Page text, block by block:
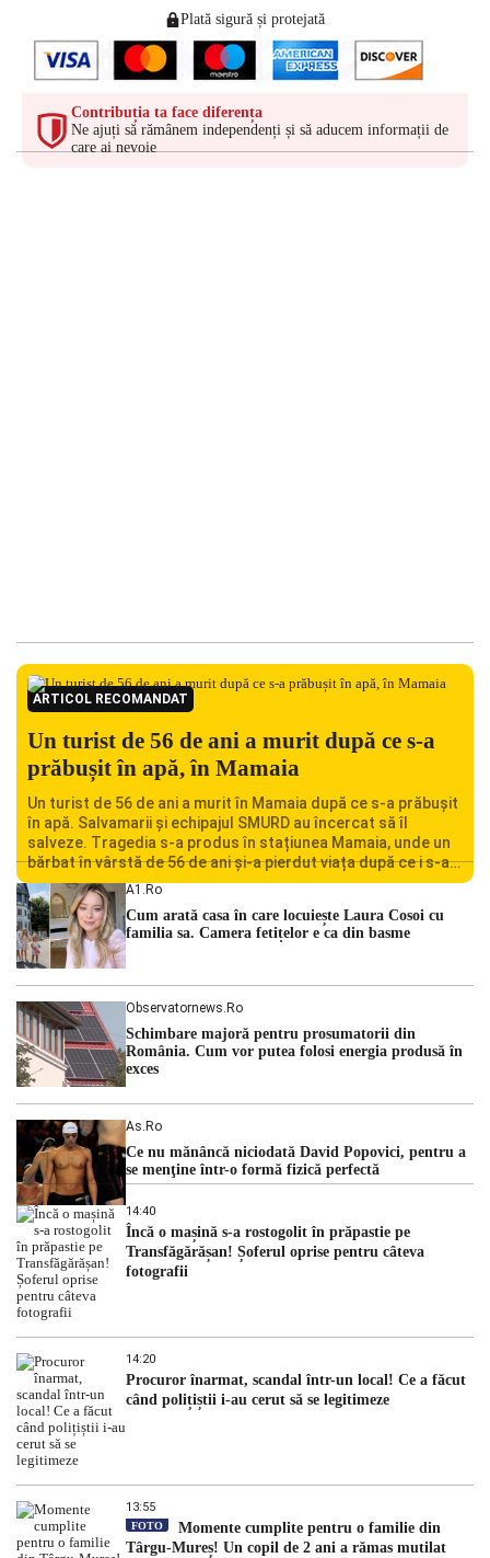
Plată sigură și protejată
Contribuția ta face diferența
Ne ajuți să rămânem independenți și să aducem informații de
care ai nevoie
ARTICOL RECOMANDAT
Un turist de 56 de ani a murit după ce s-a
prăbușit în apă, în Mamaia
Un turist de 56 de ani a murit în Mamaia după ce s-a prăbușit
în apă. Salvamarii și echipajul SMURD au încercat să îl
salveze. Tragedia s-a produs în stațiunea Mamaia, unde un
bărbat în vârstă de 56 de ani și-a pierdut viața după ce i s-a
făcut rău în timp ce se afla în […]
A1.ro
Cum arată casa în care locuiește Laura Cosoi cu
familia sa. Camera fetițelor e ca din basme
Observatornews.ro
Schimbare majoră pentru prosumatorii din
România. Cum vor putea folosi energia produsă în
exces
As.ro
Ce nu mănâncă niciodată David Popovici, pentru a
se menţine într-o formă fizică perfectă
14:40
Încă o mașină s-a rostogolit în prăpastie pe
Transfăgărășan! Șoferul oprise pentru câteva
fotografii
14:20
Procuror înarmat, scandal într-un local! Ce a făcut
când polițiștii i-au cerut să se legitimeze
13:55
FOTO
Momente cumplite pentru o familie din
Târgu-Mureș! Un copil de 2 ani a rămas mutilat